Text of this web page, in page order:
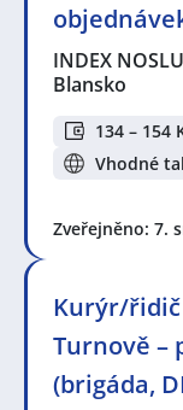
INDEX
Blansko
134 – 154
Vhodné
Zveřejněno: 7.
Kurýr/
Turnově –
(brigáda,